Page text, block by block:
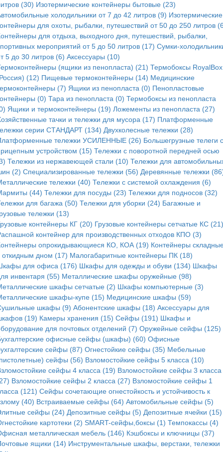
(30) Изотермические контейнеры бытовые (23)
холодильники от 7 до 42 литров (9) Изотермические
для охоты, рыбалки, путешествий от 50 до 250 литров
для отдыха, выходного дня, путешествий, рыбалки,
мероприятий от 5 до 50 литров (17) Сумки-
5 до 30 литров (6) Аксессуары (10)
(ящики из пенопласта) (21) Термобоксы RoyalBox
(12) Пищевые термоконтейнеры (14) Медицинские
(7) Ящики из пенопласта (0) Пенопластовые
(0) Тара из пенопласта (0) Термобоксы из пенопласта
Ящики и термоконтейнеры (19) Ложементы из пенопласта (27)
тачки и тележки для мусора (17) Платформенные
серии СТАНДАРТ (134) Двухколесные тележки (28)
тележки УСИЛЕННЫЕ (26) Большегрузные телеги с
устройством (15) Тележки с поворотной передней осью
Тележки из нержавеющей стали (10) Тележки для
(2) Специализированные тележки (56) Деревянные тележки
тележки (40) Тележки с системой охлаждения (6)
(44) Тележки для посуды (23) Тележки для подносов (32)
для багажа (50) Тележки для уборки (24) Багажные и
тележки (13)
контейнеры КГ (20) Грузовые контейнеры сетчатые КС (21)
контейнер для производственных отходов КПО (3)
опрокидывающиеся КО, КОА (19) Контейнеры
откидным дном (17) Малогабаритные контейнеры ПК (18)
для офиса (176) Шкафы для одежды и обуви (134) Шкафы
инвентаря (55) Металлические шкафы оружейные (98)
шкафы сетчатые (2) Шкафы компьютерные (3)
шкафы-купе (15) Медицинские шкафы (59)
шкафы (9) Абонентские шкафы (18) Аксессуары для
(19) Камеры хранения (15) Сейфы (191) Шкафы и
для почтовых отделений (7) Оружейные сейфы (125)
офисные сейфы (шкафы) (60) Офисные
сейфы (87) Огнестойкие сейфы (35) Мебельные
сейфы (56) Взломостойкие сейфы 5 класса (10)
сейфы 4 класса (19) Взломостойкие сейфы 3 класса
Взломостойкие сейфы 2 класса (27) Взломостойкие сейфы 1
(121) Сейфы сочетающие огнестойкость и устойчивость к
(40) Встраиваемые сейфы (64) Автомобильные сейфы (5)
сейфы (24) Депозитные сейфы (5) Депозитные ячейки (15)
картотеки (2) SMART-сейфы,боксы (1) Темпокассы (4)
металлическая мебель (146) Кэшбоксы и ключницы (37)
ящики (14) Инструментальные шкафы, верстаки, тележки